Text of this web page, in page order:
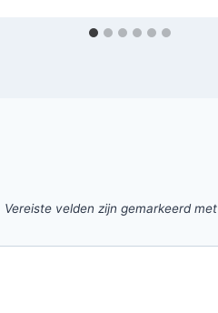
Vereiste velden zijn gemarkeerd met